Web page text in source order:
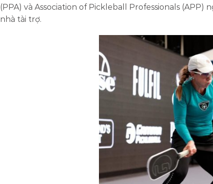
(PPA) và Association of Pickleball Professionals
nhà tài trợ.